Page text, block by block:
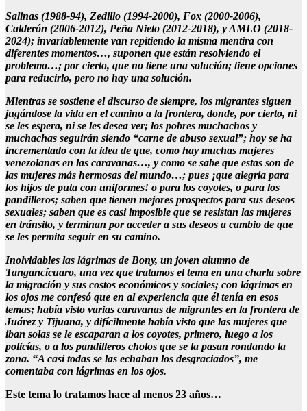
Salinas (1988-94), Zedillo (1994-2000), Fox (2000-2006),
Calderón (2006-2012), Peña Nieto (2012-2018), y AMLO (2018-
2024); invariablemente van repitiendo la misma mentira con
diferentes momentos…, suponen que están resolviendo el
problema…; por cierto, que no tiene una solución; tiene opciones
para reducirlo, pero no hay una solución.
Mientras se sostiene el discurso de siempre, los migrantes siguen
jugándose la vida en el camino a la frontera, donde, por cierto, ni
se les espera, ni se les desea ver; los pobres muchachos y
muchachas seguirán siendo “carne de abuso sexual”; hoy se ha
incrementado con la idea de que, como hay muchas mujeres
venezolanas en las caravanas…, y como se sabe que estas son de
las mujeres más hermosas del mundo…; pues ¡que alegría para
los hijos de puta con uniformes! o para los coyotes, o para los
pandilleros; saben que tienen mejores prospectos para sus deseos
sexuales; saben que es casi imposible que se resistan las mujeres
en tránsito, y terminan por acceder a sus deseos a cambio de que
se les permita seguir en su camino.
Inolvidables las lágrimas de Bony, un joven alumno de
Tangancícuaro, una vez que tratamos el tema en una charla sobre
la migración y sus costos económicos y sociales; con lágrimas en
los ojos me confesó que en al experiencia que él tenía en esos
temas; había visto varias caravanas de migrantes en la frontera de
Juárez y Tijuana, y difícilmente había visto que las mujeres que
iban solas se le escaparan a los coyotes, primero, luego a los
policías, o a los pandilleros cholos que se la pasan rondando la
zona. “A casi todas se las echaban los desgraciados”, me
comentaba con lágrimas en los ojos.
Este tema lo tratamos hace al menos 23 años…